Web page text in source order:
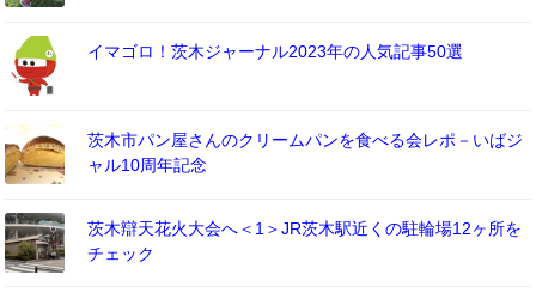
イマゴロ！茨木ジャーナル2023年の人気記事50選
茨木市パン屋さんのクリームパンを食べる会レポ－いばジ
ャル10周年記念
茨木辯天花火大会へ＜1＞JR茨木駅近くの駐輪場12ヶ所を
チェック